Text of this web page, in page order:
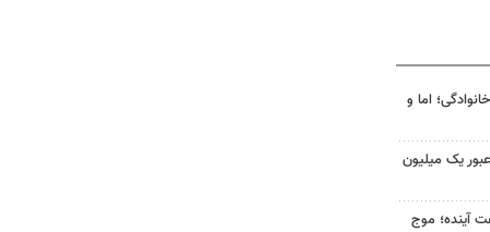
اما و
عبور یک میلیون
کشور در ۷۲ ساعت آینده؛ موج